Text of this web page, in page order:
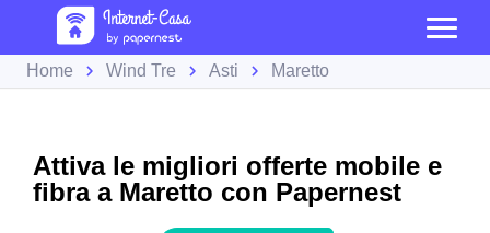
Home Wind Tre Asti Maretto